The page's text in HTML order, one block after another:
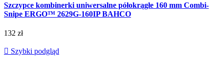
Szczypce kombinerki uniwersalne półokrągłe 160 mm Combi-
Snipe ERGO™ 2629G-160IP BAHCO
132 zł
 Szybki podgląd